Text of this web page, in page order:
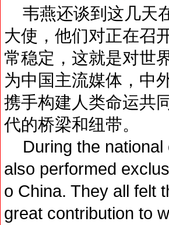
韦燕还谈到这几天
大使，他们对正在召
常稳定，这就是对世
为中国主流媒体，中
携手构建人类命运共
代的桥梁和纽带。
During the national
also performed
o China. They all felt
great contribution to